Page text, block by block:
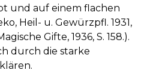
und auf einem flachen
Heil- u. Gewürzpfl. 1931,
Gifte, 1936, S. 158.).
durch die starke